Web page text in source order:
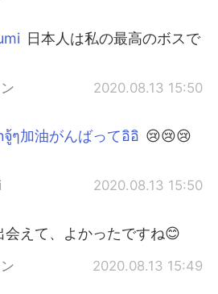
日本人は私の最高のボスで
2020.08.13 15:50
ๆ加油がんばってอิอิ 😢😢😢
2020.08.13 15:50
会えて、よかったですね😊
2020.08.13 15:49